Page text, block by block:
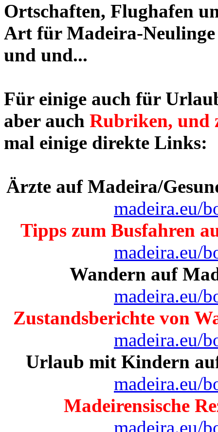
Ortschaften, Flughafen
Art für Madeira-
und und...
Für einige auch für
aber auch Rubriken, und
mal einige direkte Links:
Ärzte auf Madeira/
madeira.eu/
Tipps zum Busfahren
madeira.eu/
Wandern auf
madeira.eu/
Zustandsberichte von
madeira.eu/
Urlaub mit Kindern
madeira.eu/
Madeirensische
madeira.eu/